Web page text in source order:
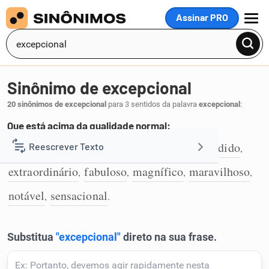
Assinar PRO
MENU
Reescrever Texto
Resumir Texto
Detector de IA
Sinônimo de excepcional
20 sinônimos de excepcional para 3 sentidos da palavra excepcional :
Que está acima da qualidade normal:
1 fenomenal,excelente esplêndido,
extraordinário, fabuloso, magnífico, maravilhoso,
notável, sensacional.